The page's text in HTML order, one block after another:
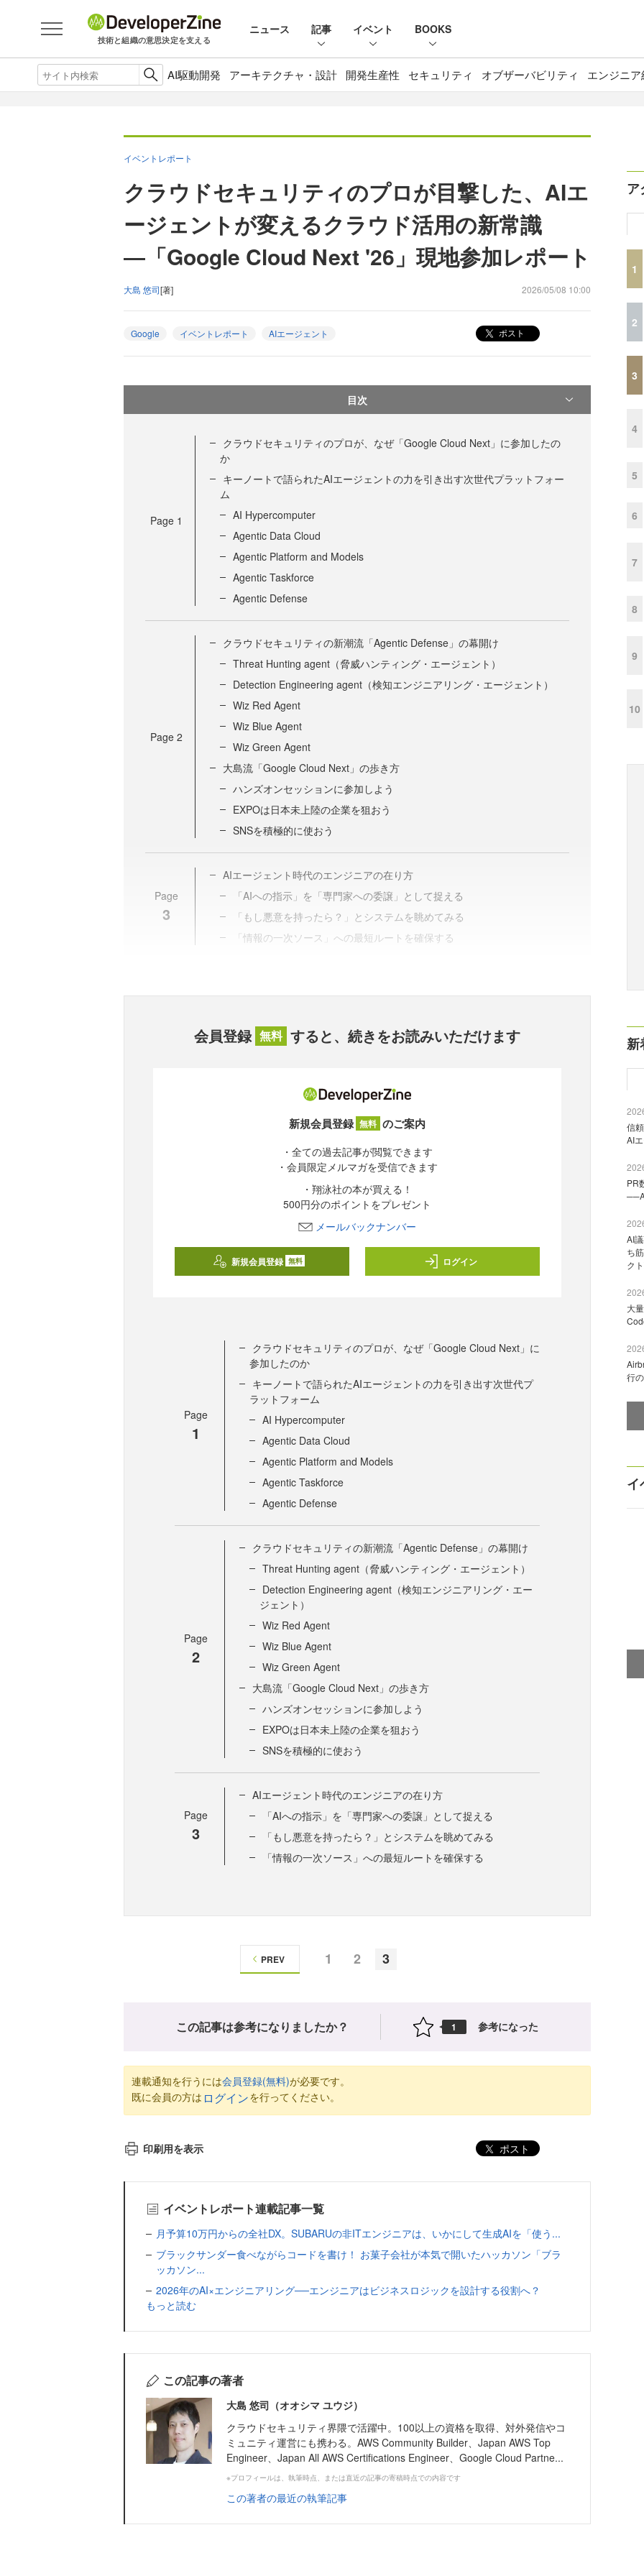
技術と組織の意思決定を支える
ニュース 記事 イベント BOOKS
AI駆動開発 アーキテクチャ・設計 開発生産性 セキュリティ オブザーバビリティ エンジニ
イベントレポート
クラウドセキュリティのプロが目撃した、AIエ
ージェントが変えるクラウド活用の新常識
―「Google Cloud Next '26」現地参加レポート
大島 悠司[著] 2026/05/08 10:00
Google イベントレポート AIエージェント ポスト
目次
Page 1
クラウドセキュリティのプロが、なぜ「Google Cloud Next」に参加したの
か
キーノートで語られたAIエージェントの力を引き出す次世代プラットフォー
ム
AI Hypercomputer
Agentic Data Cloud
Agentic Platform and Models
Agentic Taskforce
Agentic Defense
Page 2
クラウドセキュリティの新潮流「Agentic Defense」の幕開け
Threat Hunting agent（脅威ハンティング・エージェント）
Detection Engineering agent（検知エンジニアリング・エージェント）
Wiz Red Agent
Wiz Blue Agent
Wiz Green Agent
大島流「Google Cloud Next」の歩き方
ハンズオンセッションに参加しよう
EXPOは日本未上陸の企業を狙おう
SNSを積極的に使おう
Page
3
AIエージェント時代のエンジニアの在り方
「AIへの指示」を「専門家への委譲」として捉える
「もし悪意を持ったら？」とシステムを眺めてみる
「情報の一次ソース」への最短ルートを確保する
会員登録 無料 すると、続きをお読みいただけます
新規会員登録 無料 のご案内
・全ての過去記事が閲覧できます
・会員限定メルマガを受信できます
・翔泳社の本が買える！
500円分のポイントをプレゼント
メールバックナンバー
新規会員登録 無料 ログイン
Page
1
クラウドセキュリティのプロが、なぜ「Google Cloud Next」に
参加したのか
キーノートで語られたAIエージェントの力を引き出す次世代プ
ラットフォーム
AI Hypercomputer
Agentic Data Cloud
Agentic Platform and Models
Agentic Taskforce
Agentic Defense
Page
2
クラウドセキュリティの新潮流「Agentic Defense」の幕開け
Threat Hunting agent（脅威ハンティング・エージェント）
Detection Engineering agent（検知エンジニアリング・エー
ジェント）
Wiz Red Agent
Wiz Blue Agent
Wiz Green Agent
大島流「Google Cloud Next」の歩き方
ハンズオンセッションに参加しよう
EXPOは日本未上陸の企業を狙おう
SNSを積極的に使おう
Page
3
AIエージェント時代のエンジニアの在り方
「AIへの指示」を「専門家への委譲」として捉える
「もし悪意を持ったら？」とシステムを眺めてみる
「情報の一次ソース」への最短ルートを確保する
1 2 3
PREV
この記事は参考になりましたか？ 1 参考になった
連載通知を行うには会員登録(無料)が必要です。
既に会員の方は ログインを行ってください。
印刷用を表示 ポスト
イベントレポート連載記事一覧
月予算10万円からの全社DX。SUBARUの非ITエンジニアは、いかにして生成AIを「使う...
ブラックサンダー食べながらコードを書け！ お菓子会社が本気で開いたハッカソン「ブラ
ッカソン...
2026年のAI×エンジニアリング──エンジニアはビジネスロジックを設計する役割へ？
もっと読む
この記事の著者
大島 悠司（オオシマ ユウジ）
クラウドセキュリティ界隈で活躍中。100以上の資格を取得、対外発信やコ
ミュニティ運営にも携わる。AWS Community Builder、Japan AWS Top
Engineer、Japan All AWS Certifications Engineer、Google Cloud Partne...
※プロフィールは、執筆時点、または直近の記事の寄稿時点での内容です
この著者の最近の執筆記事
ア
1
2
3
4
5
6
7
8
9
10
新
信
AI
PR
AI
ち
ク
大
行
イ